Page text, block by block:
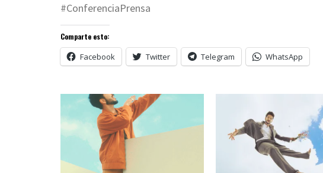
#ConferenciaPrensa
Comparte esto:
Facebook Twitter Telegram WhatsApp